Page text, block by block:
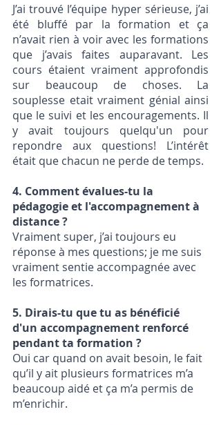
J’ai trouvé l’équipe hyper sérieuse, j’ai
été bluffé par la formation et ça
n’avait rien à voir avec les formations
que j’avais faites auparavant. Les
cours étaient vraiment approfondis
sur beaucoup de choses. La
souplesse etait vraiment génial ainsi
que le suivi et les encouragements. Il
y avait toujours quelqu'un pour
repondre aux questions! L’intérêt
était que chacun ne perde de temps.
4. Comment évalues-tu la
pédagogie et l'accompagnement à
distance ?
Vraiment super, j’ai toujours eu
réponse à mes questions; je me suis
vraiment sentie accompagnée avec
les formatrices.
5. Dirais-tu que tu as bénéficié
d'un accompagnement renforcé
pendant ta formation ?
Oui car quand on avait besoin, le fait
qu’il y ait plusieurs formatrices m’a
beaucoup aidé et ça m’a permis de
m’enrichir.